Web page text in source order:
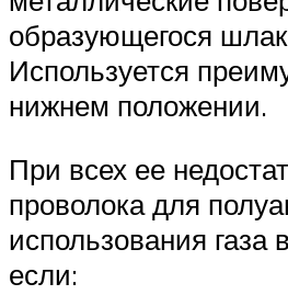
образующегося
Используется
нижнем положении.
При всех ее
проволока для
использования газа
если: